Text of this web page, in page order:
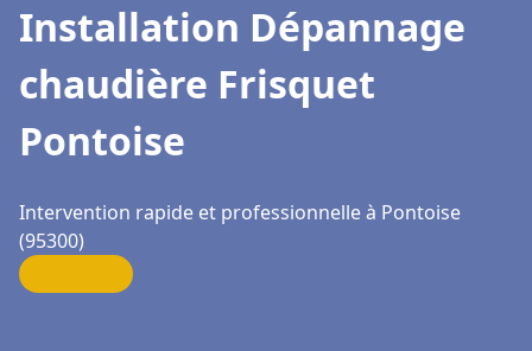
Installation Dépannage
chaudière Frisquet
Pontoise
Intervention rapide et professionnelle à Pontoise
(95300)